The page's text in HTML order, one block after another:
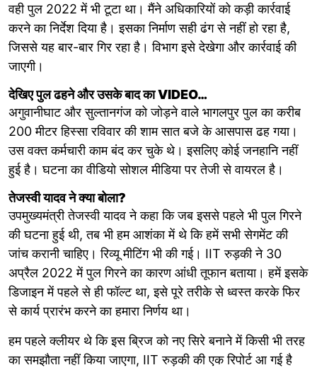
वही पुल 2022 में भी टूटा था। मैंने अधिकारियों को कड़ी कार्रवाई
करने का निर्देश दिया है। इसका निर्माण सही ढंग से नहीं हो रहा है,
जिससे यह बार-बार गिर रहा है। विभाग इसे देखेगा और कार्रवाई की
जाएगी।
देखिए पुल ढहने और उसके बाद का VIDEO…
अगुवानीघाट और सुल्तानगंज को जोड़ने वाले भागलपुर पुल का करीब
200 मीटर हिस्सा रविवार की शाम सात बजे के आसपास ढह गया।
उस वक्त कर्मचारी काम बंद कर चुके थे। इसलिए कोई जनहानि नहीं
हुई है। घटना का वीडियो सोशल मीडिया पर तेजी से वायरल है।
तेजस्वी यादव ने क्या बोला?
उपमुख्यमंत्री तेजस्वी यादव ने कहा कि जब इससे पहले भी पुल गिरने
की घटना हुई थी, तब भी हम आशंका में थे कि हमें सभी सेगमेंट की
जांच करानी चाहिए। रिव्यू मीटिंग भी की गई। IIT रुड़की ने 30
अप्रैल 2022 में पुल गिरने का कारण आंधी तूफान बताया। हमें इसके
डिजाइन में पहले से ही फॉल्ट था, इसे पूरे तरीके से ध्वस्त करके फिर
से कार्य प्रारंभ करने का हमारा निर्णय था।
हम पहले क्लीयर थे कि इस ब्रिज को नए सिरे बनाने में किसी भी तरह
का समझौता नहीं किया जाएगा, IIT रुड़की की एक रिपोर्ट आ गई है